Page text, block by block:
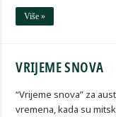
Više »
VRIJEME SNOVA
“Vrijeme snova” za
vremena, kada su